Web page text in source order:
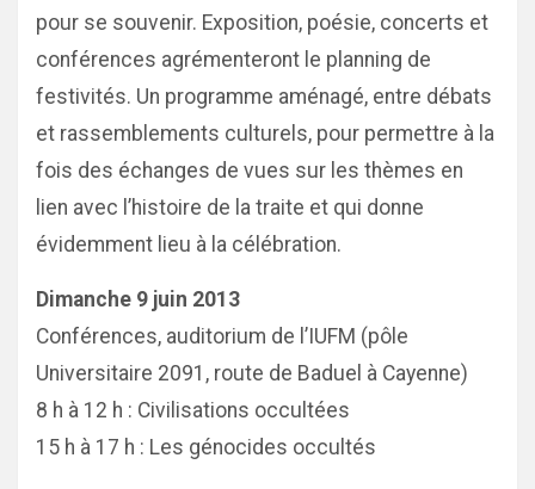
pour se souvenir. Exposition, poésie, concerts et
conférences agrémenteront le planning de
festivités. Un programme aménagé, entre débats
et rassemblements culturels, pour permettre à la
fois des échanges de vues sur les thèmes en
lien avec l’histoire de la traite et qui donne
évidemment lieu à la célébration.
Dimanche 9 juin 2013
Conférences, auditorium de l’IUFM (pôle
Universitaire 2091, route de Baduel à Cayenne)
8 h à 12 h : Civilisations occultées
15 h à 17 h : Les génocides occultés